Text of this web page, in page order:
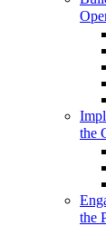
the
the